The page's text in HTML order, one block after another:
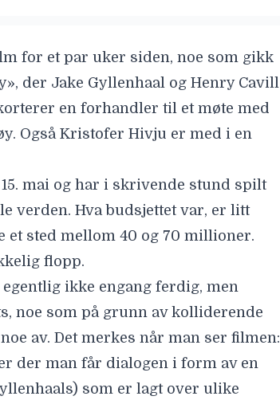
for et par uker siden, noe som gikk
», der Jake Gyllenhaal og Henry Cavill
en forhandler til et møte med
Også Kristofer Hivju er med i en
mai og har i skrivende stund spilt
verden. Hva budsjettet var, er litt
et sted mellom 40 og 70 millioner.
flopp.
ikke engang ferdig, men
noe som på grunn av kolliderende
av. Det merkes når man ser filmen:
der man får dialogen i form av en
som er lagt over ulike